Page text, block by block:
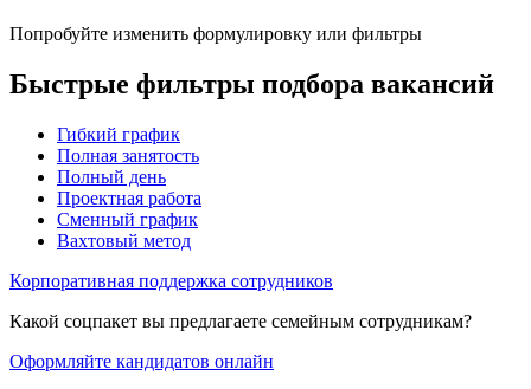
Попробуйте изменить формулировку или фильтры
Быстрые фильтры подбора вакансий
Гибкий график
Полная занятость
Полный день
Проектная работа
Сменный график
Вахтовый метод
Корпоративная поддержка сотрудников
Какой соцпакет вы предлагаете семейным сотрудникам?
Оформляйте кандидатов онлайн